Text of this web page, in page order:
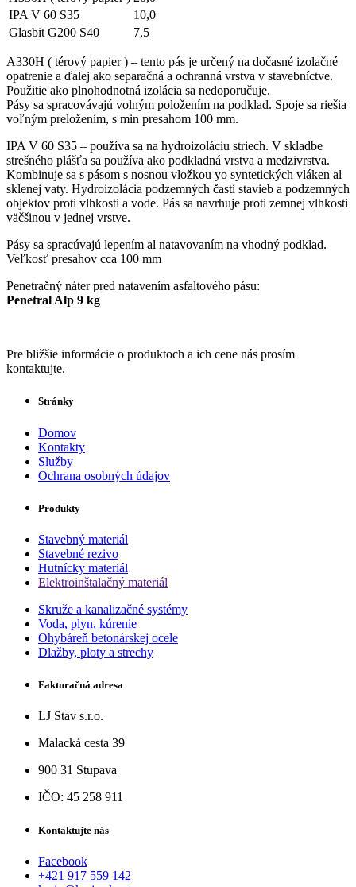
IPA V 60 S35
10,0
Glasbit G200 S40
7,5
A330H ( térový papier ) – tento pás je určený na dočasné izolačné
opatrenie a ďalej ako separačná a ochranná vrstva v stavebníctve.
Použitie ako plnohodnotná izolácia sa nedoporučuje.
Pásy sa spracovávajú volným položením na podklad. Spoje sa riešia
voľným preložením, s min presahom 100 mm.
IPA V 60 S35 – používa sa na hydroizoláciu striech. V skladbe
strešného plášťa sa používa ako podkladná vrstva a medzivrstva.
Kombinuje sa s pásom s nosnou vložkou yo syntetických vláken al
sklenej vaty. Hydroizolácia podzemných častí stavieb a podzemných
objektov proti vlhkosti a vode. Pás sa navrhuje proti zemnej vlhkosti
väčšinou v jednej vrstve.
Pásy sa spracúvajú lepením al natavovaním na vhodný podklad.
Veľkosť presahov cca 100 mm
Penetračný náter pred natavením asfaltového pásu:
Penetral Alp 9 kg
Pre bližšie informácie o produktoch a ich cene nás prosím
kontaktujte.
Stránky
Domov
Kontakty
Služby
Ochrana osobných údajov
Produkty
Stavebný materiál
Stavebné rezivo
Hutnícky materiál
Elektroinštalačný materiál
Skruže a kanalizačné systémy
Voda, plyn, kúrenie
Ohybáreň betonárskej ocele
Dlažby, ploty a strechy
Fakturačná adresa
LJ Stav s.r.o.
Malacká cesta 39
900 31 Stupava
IČO: 45 258 911
Kontaktujte nás
Facebook
+421 917 559 142